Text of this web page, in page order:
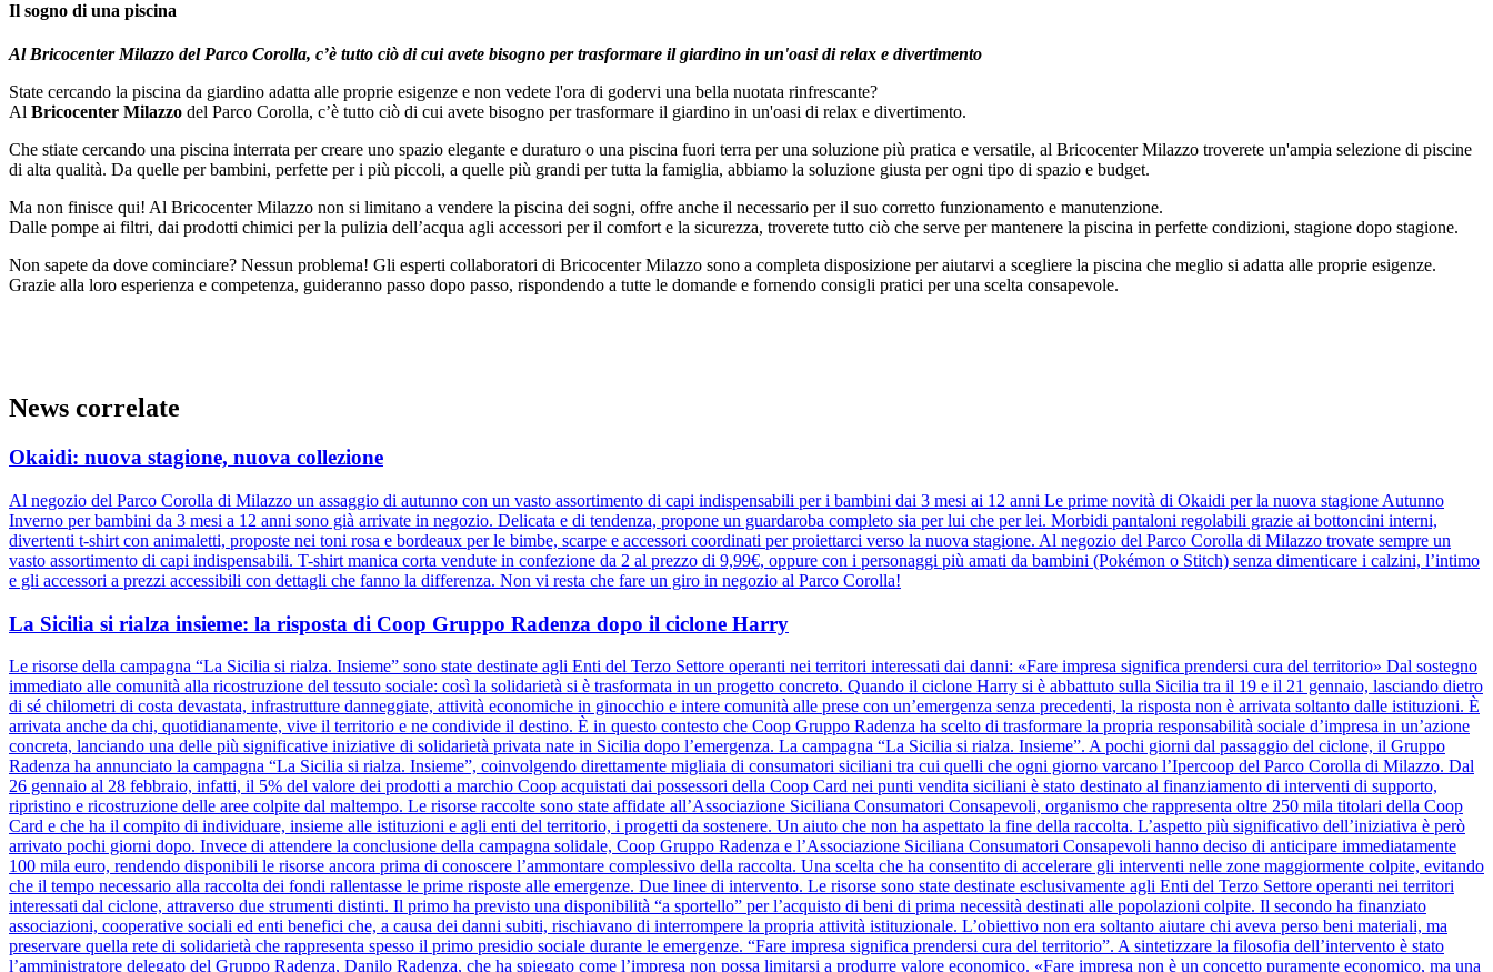
Il sogno di una piscina
Al Bricocenter Milazzo del Parco Corolla, c’è tutto ciò di cui avete bisogno per trasformare il giardino in un'oasi di relax e divertimento
State cercando la piscina da giardino adatta alle proprie esigenze e non vedete l'ora di godervi una bella nuotata rinfrescante?
Al Bricocenter Milazzo del Parco Corolla, c’è tutto ciò di cui avete bisogno per trasformare il giardino in un'oasi di relax e divertimento.
Che stiate cercando una piscina interrata per creare uno spazio elegante e duraturo o una piscina fuori terra per una soluzione più pratica e versatile, al Bricocenter Milazzo troverete un'ampia selezione di piscine
di alta qualità. Da quelle per bambini, perfette per i più piccoli, a quelle più grandi per tutta la famiglia, abbiamo la soluzione giusta per ogni tipo di spazio e budget.
Ma non finisce qui! Al Bricocenter Milazzo non si limitano a vendere la piscina dei sogni, offre anche il necessario per il suo corretto funzionamento e manutenzione.
Dalle pompe ai filtri, dai prodotti chimici per la pulizia dell’acqua agli accessori per il comfort e la sicurezza, troverete tutto ciò che serve per mantenere la piscina in perfette condizioni, stagione dopo stagione.
Non sapete da dove cominciare? Nessun problema! Gli esperti collaboratori di Bricocenter Milazzo sono a completa disposizione per aiutarvi a scegliere la piscina che meglio si adatta alle proprie esigenze.
Grazie alla loro esperienza e competenza, guideranno passo dopo passo, rispondendo a tutte le domande e fornendo consigli pratici per una scelta consapevole.
News correlate
Okaidi: nuova stagione, nuova collezione
Al negozio del Parco Corolla di Milazzo un assaggio di autunno con un vasto assortimento di capi indispensabili per i bambini dai 3 mesi ai 12 anni Le prime novità di Okaidi per la nuova stagione Autunno
Inverno per bambini da 3 mesi a 12 anni sono già arrivate in negozio. Delicata e di tendenza, propone un guardaroba completo sia per lui che per lei. Morbidi pantaloni regolabili grazie ai bottoncini interni,
divertenti t-shirt con animaletti, proposte nei toni rosa e bordeaux per le bimbe, scarpe e accessori coordinati per proiettarci verso la nuova stagione. Al negozio del Parco Corolla di Milazzo trovate sempre un
vasto assortimento di capi indispensabili. T-shirt manica corta vendute in confezione da 2 al prezzo di 9,99€, oppure con i personaggi più amati da bambini (Pokémon o Stitch) senza dimenticare i calzini, l’intimo
e gli accessori a prezzi accessibili con dettagli che fanno la differenza. Non vi resta che fare un giro in negozio al Parco Corolla!
La Sicilia si rialza insieme: la risposta di Coop Gruppo Radenza dopo il ciclone Harry
Le risorse della campagna “La Sicilia si rialza. Insieme” sono state destinate agli Enti del Terzo Settore operanti nei territori interessati dai danni: «Fare impresa significa prendersi cura del territorio» Dal sostegno
immediato alle comunità alla ricostruzione del tessuto sociale: così la solidarietà si è trasformata in un progetto concreto. Quando il ciclone Harry si è abbattuto sulla Sicilia tra il 19 e il 21 gennaio, lasciando dietro
di sé chilometri di costa devastata, infrastrutture danneggiate, attività economiche in ginocchio e intere comunità alle prese con un’emergenza senza precedenti, la risposta non è arrivata soltanto dalle istituzioni. È
arrivata anche da chi, quotidianamente, vive il territorio e ne condivide il destino. È in questo contesto che Coop Gruppo Radenza ha scelto di trasformare la propria responsabilità sociale d’impresa in un’azione
concreta, lanciando una delle più significative iniziative di solidarietà privata nate in Sicilia dopo l’emergenza. La campagna “La Sicilia si rialza. Insieme”. A pochi giorni dal passaggio del ciclone, il Gruppo
Radenza ha annunciato la campagna “La Sicilia si rialza. Insieme”, coinvolgendo direttamente migliaia di consumatori siciliani tra cui quelli che ogni giorno varcano l’Ipercoop del Parco Corolla di Milazzo. Dal
26 gennaio al 28 febbraio, infatti, il 5% del valore dei prodotti a marchio Coop acquistati dai possessori della Coop Card nei punti vendita siciliani è stato destinato al finanziamento di interventi di supporto,
ripristino e ricostruzione delle aree colpite dal maltempo. Le risorse raccolte sono state affidate all’Associazione Siciliana Consumatori Consapevoli, organismo che rappresenta oltre 250 mila titolari della Coop
Card e che ha il compito di individuare, insieme alle istituzioni e agli enti del territorio, i progetti da sostenere. Un aiuto che non ha aspettato la fine della raccolta. L’aspetto più significativo dell’iniziativa è però
arrivato pochi giorni dopo. Invece di attendere la conclusione della campagna solidale, Coop Gruppo Radenza e l’Associazione Siciliana Consumatori Consapevoli hanno deciso di anticipare immediatamente
100 mila euro, rendendo disponibili le risorse ancora prima di conoscere l’ammontare complessivo della raccolta. Una scelta che ha consentito di accelerare gli interventi nelle zone maggiormente colpite, evitando
che il tempo necessario alla raccolta dei fondi rallentasse le prime risposte alle emergenze. Due linee di intervento. Le risorse sono state destinate esclusivamente agli Enti del Terzo Settore operanti nei territori
interessati dal ciclone, attraverso due strumenti distinti. Il primo ha previsto una disponibilità “a sportello” per l’acquisto di beni di prima necessità destinati alle popolazioni colpite. Il secondo ha finanziato
associazioni, cooperative sociali ed enti benefici che, a causa dei danni subiti, rischiavano di interrompere la propria attività istituzionale. L’obiettivo non era soltanto aiutare chi aveva perso beni materiali, ma
preservare quella rete di solidarietà che rappresenta spesso il primo presidio sociale durante le emergenze. “Fare impresa significa prendersi cura del territorio”. A sintetizzare la filosofia dell’intervento è stato
l’amministratore delegato del Gruppo Radenza, Danilo Radenza, che ha spiegato come l’impresa non possa limitarsi a produrre valore economico. «Fare impresa non è un concetto puramente economico, ma una